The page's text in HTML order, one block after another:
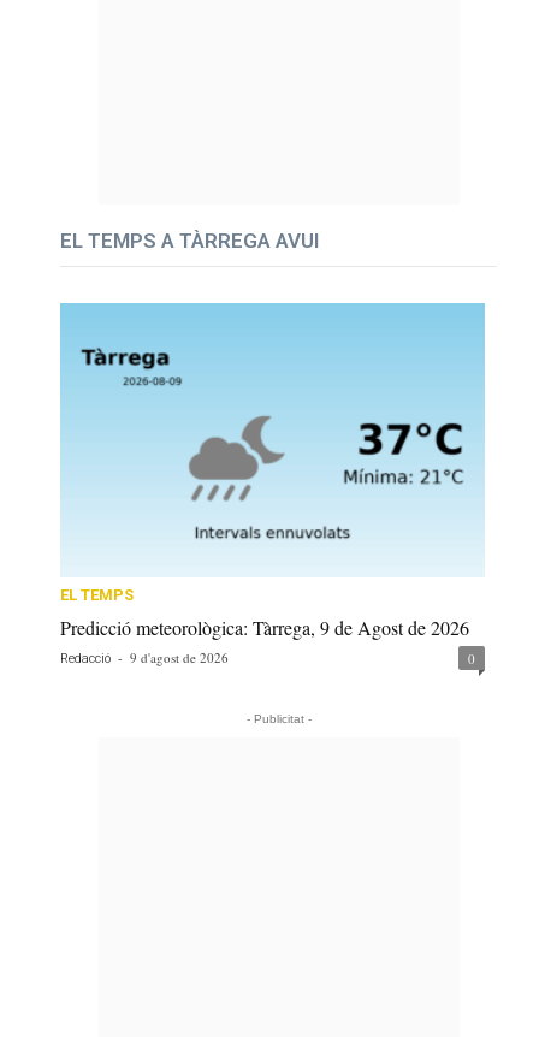
EL TEMPS A TÀRREGA AVUI
EL TEMPS
Predicció meteorològica: Tàrrega, 9 de Agost de 2026
Redacció - 9 d'agost de 2026 0
- Publicitat -